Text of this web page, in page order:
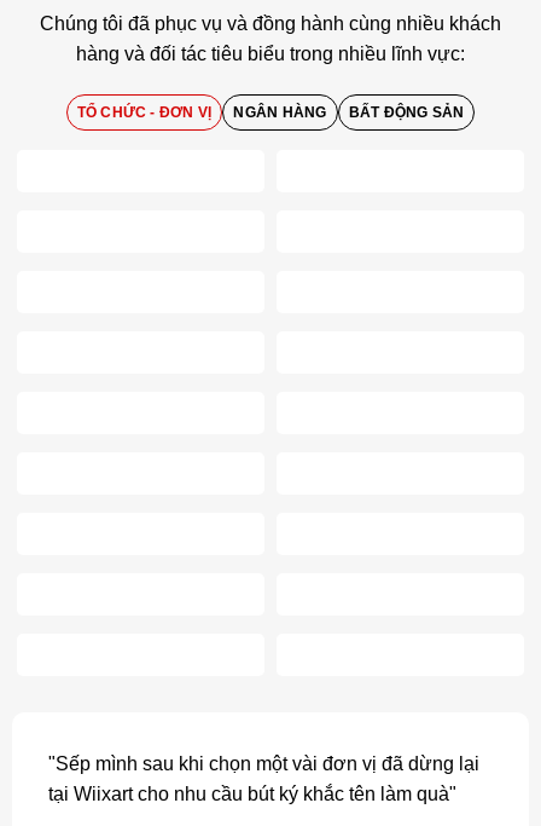
Chúng tôi đã phục vụ và đồng hành cùng nhiều khách
hàng và đối tác tiêu biểu trong nhiều lĩnh vực:
TỔ CHỨC - ĐƠN VỊ NGÂN HÀNG BẤT ĐỘNG SẢN
"Sếp mình sau khi chọn một vài đơn vị đã dừng lại
tại Wiixart cho nhu cầu bút ký khắc tên làm quà"